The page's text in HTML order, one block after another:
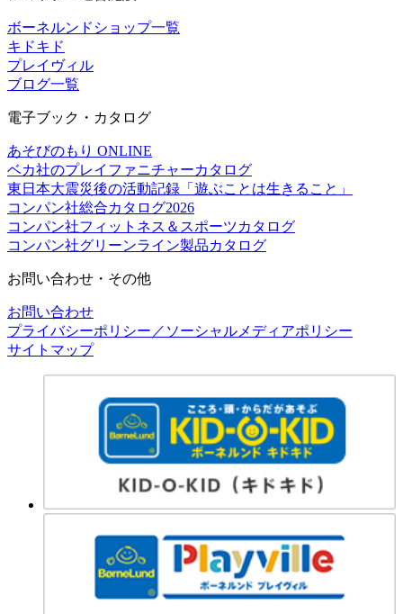
ボーネルンドショップ一覧
キドキド
プレイヴィル
ブログ一覧
電子ブック・カタログ
あそびのもり ONLINE
ベカ社のプレイファニチャーカタログ
東日本大震災後の活動記録「遊ぶことは生きること」
コンパン社総合カタログ2026
コンパン社フィットネス＆スポーツカタログ
コンパン社グリーンライン製品カタログ
お問い合わせ・その他
お問い合わせ
プライバシーポリシー／ソーシャルメディアポリシー
サイトマップ